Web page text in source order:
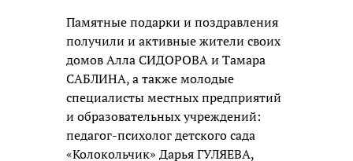
Памятные подарки и поздравления
получили и активные жители своих
домов Алла СИДОРОВА и Тамара
САБЛИНА, а также молодые
специалисты местных предприятий
и образовательных учреждений:
педагог-психолог детского сада
«Колокольчик» Дарья ГУЛЯЕВА,